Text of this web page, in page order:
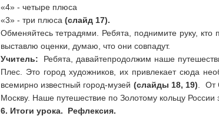
«4» - четыре плюса
«3» - три плюса (слайд 17).
Обменяйтесь тетрадями. Ребята, поднимите руку,
выставлю оценки, думаю, что они совпадут.
Учитель: Ребята, давайтепродолжим наше
Плес. Это город художников, их привлекает сюда
всемирно известный город-музей (слайды 18, 19) . От
Москву. Наше путешествие по Золотому кольцу России
6. Итоги урока.
Рефлексия.